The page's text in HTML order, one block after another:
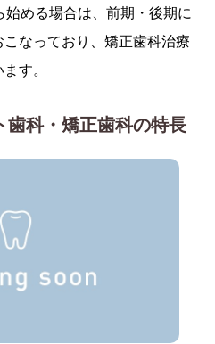
める場合は、前期・後期に
なっており、矯正歯科治療
す。
歯科・矯正歯科の特長